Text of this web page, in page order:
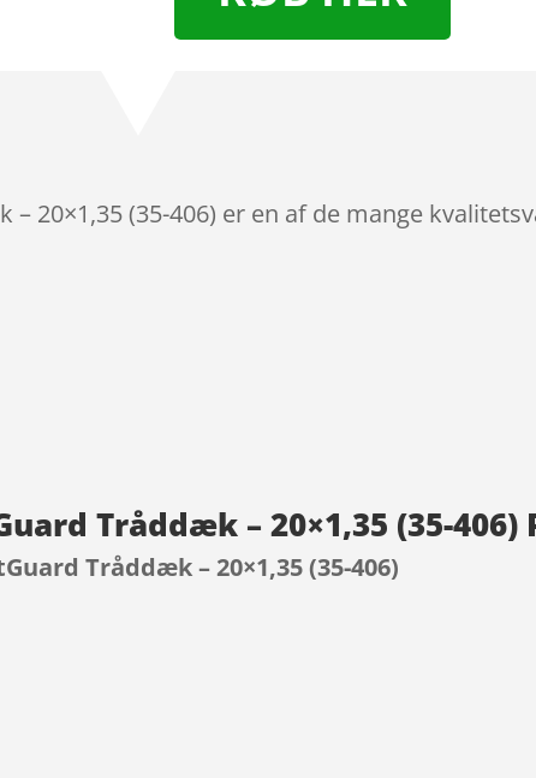
20×1,35 (35-406) er en af de mange
Tråddæk – 20×1,35 (35-
Tråddæk – 20×1,35 (35-406)